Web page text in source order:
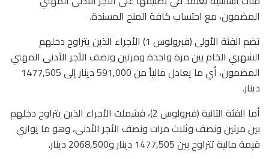
المضمون، مع احتساب كافة المنح المسندة.
تضم الفئة الأولى (فبرولوس 1) الأجراء الذين يتراوح دخلهم
الشهري الخام بين مرة واحدة ومرتين ونصف الأجر الأدنى المهني
المضمون، أي ما يعادل مالياً من 591,000 دينار إلى 1477,505
دينار.
أما الفئة الثانية (فبرولوس 2)، فشملت الأجراء الذين يتراوح دخلهم
بين مرتين ونصف وثلاث مرات ونصف الأجر الأدنى، وهو ما يوازي
قيمة مالية تتراوح بين 1477,505 دينار و2068,500 دينار.